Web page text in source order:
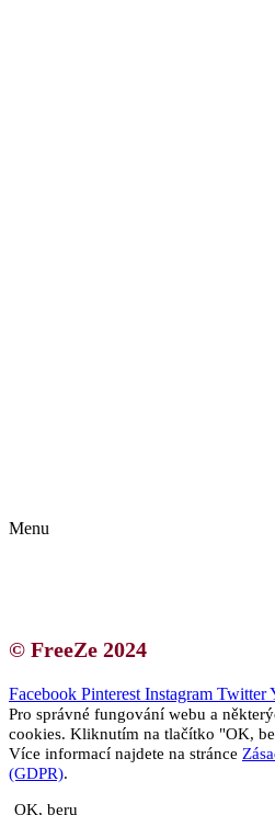
Menu
© FreeZe 2024
Facebook Pinterest Instagram Twitter
Pro správné fungování webu a
cookies. Kliknutím na tlačítko "OK,
Více informací najdete na stránce
(GDPR).
OK, beru